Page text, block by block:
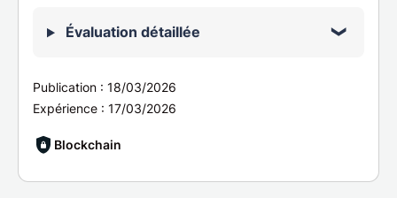
Évaluation détaillée
Publication : 18/03/2026
Expérience : 17/03/2026
Blockchain